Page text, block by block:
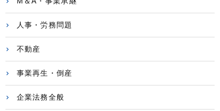
人事・労務問題
不動産
事業再生・倒産
企業法務全般